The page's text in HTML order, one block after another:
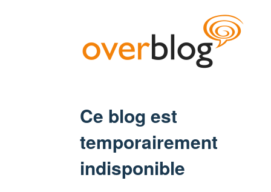
Ce blog est
temporairement
indisponible